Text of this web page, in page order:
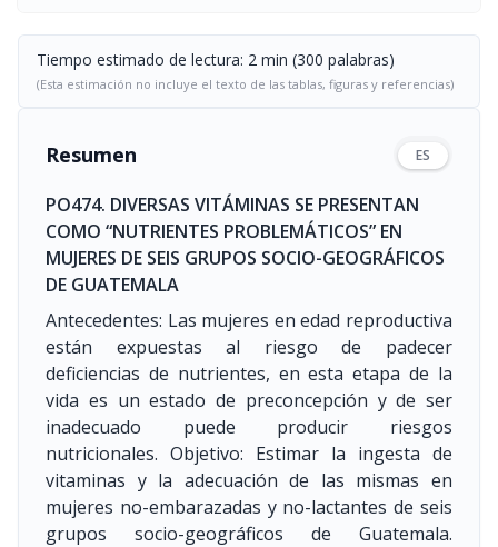
Tiempo estimado de lectura: 2 min (300 palabras)
(Esta estimación no incluye el texto de las tablas, figuras y referencias)
Resumen ES
PO474. DIVERSAS VITÁMINAS SE PRESENTAN
COMO “NUTRIENTES PROBLEMÁTICOS” EN
MUJERES DE SEIS GRUPOS SOCIO-GEOGRÁFICOS
DE GUATEMALA
Antecedentes: Las mujeres en edad reproductiva
están expuestas al riesgo de padecer
deficiencias de nutrientes, en esta etapa de la
vida es un estado de preconcepción y de ser
inadecuado puede producir riesgos
nutricionales. Objetivo: Estimar la ingesta de
vitaminas y la adecuación de las mismas en
mujeres no-embarazadas y no-lactantes de seis
grupos socio-geográficos de Guatemala.